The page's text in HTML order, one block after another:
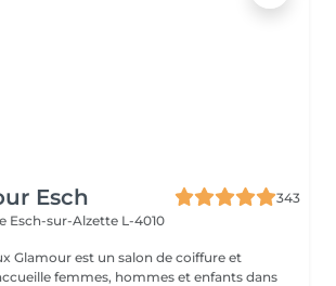
Esch
343
Esch-sur-Alzette L-4010
Glamour est un salon de coiffure et
femmes, hommes et enfants dans